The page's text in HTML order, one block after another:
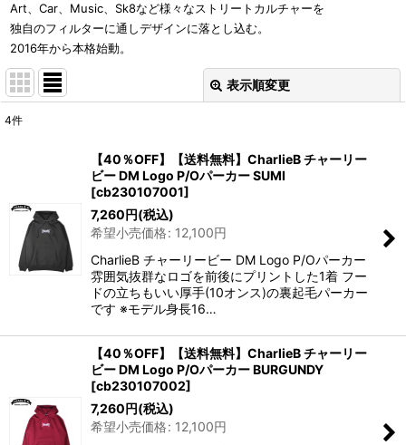
Art、Car、Music、Sk8など様々なストリートカルチャーを
独自のフィルターに通しデザインに落とし込む。
2016年から本格始動。
表示順変更
絞り込む
4件
【40％OFF】【送料無料】CharlieB チャーリー
ビー DM Logo P/Oパーカー SUMI
[cb230107001]
7,260円(税込)
希望小売価格: 12,100円
CharlieB チャーリービー DM Logo P/Oパーカー
雰囲気抜群なロゴを前後にプリントした1着 フー
ドの立ちもいい厚手(10オンス)の裏起毛パーカー
です ※モデル身長16…
【40％OFF】【送料無料】CharlieB チャーリー
ビー DM Logo P/Oパーカー BURGUNDY
[cb230107002]
7,260円(税込)
希望小売価格: 12,100円